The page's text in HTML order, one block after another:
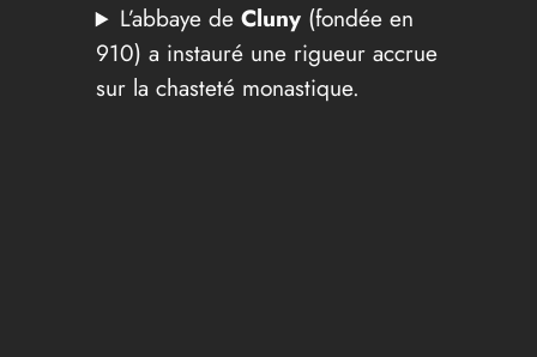
L’abbaye de Cluny (fondée en
910) a instauré une rigueur accrue
sur la chasteté monastique.